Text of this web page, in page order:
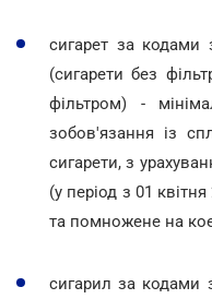
сигарет за
(сигарети без
фільтром) -
зобов'язання із
сигарети, з
(у період з 01
та помножене на
сигарил за кодами